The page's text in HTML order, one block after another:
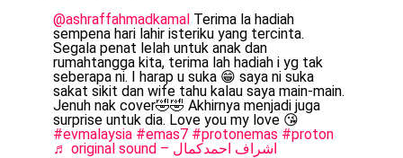
@ashraffahmadkamalTerima la hadiah
sempena hari lahir isteriku yang tercinta.
Segala penat lelah untuk anak dan
rumahtangga kita, terima lah hadiah i yg tak
seberapa ni. I harap u suka 😁 saya ni suka
sakat sikit dan wife tahu kalau saya main-main.
Jenuh nak cover🤣🤣 Akhirnya menjadi juga
surprise untuk dia. Love you my love 😘
#evmalaysia #emas7 #protonemas #proton
♬ original sound – اشراف احمدكمال